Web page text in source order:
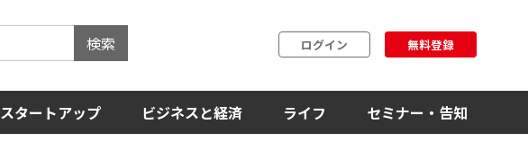
検索 ログイン 無料登録
スタートアップ ビジネスと経済 ライフ セミナー・告知